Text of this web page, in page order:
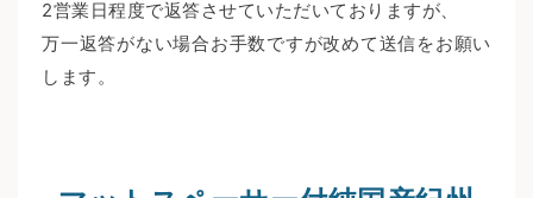
2営業日程度で返答させていただいておりますが、
万一返答がない場合お手数ですが改めて送信をお願い
します。